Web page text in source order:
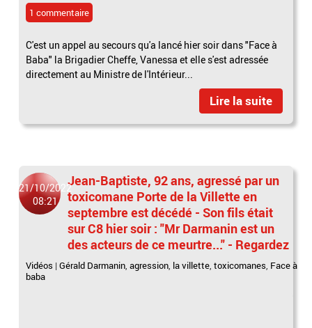
1 commentaire
C'est un appel au secours qu'a lancé hier soir dans "Face à
Baba" la Brigadier Cheffe, Vanessa et elle s'est adressée
directement au Ministre de l'Intérieur...
Lire la suite
21/10/2022
08:21
Jean-Baptiste, 92 ans, agressé par un
toxicomane Porte de la Villette en
septembre est décédé - Son fils était
sur C8 hier soir : "Mr Darmanin est un
des acteurs de ce meurtre..." - Regardez
Vidéos |Gérald Darmanin,agression, la villette,toxicomanes, Face à
baba